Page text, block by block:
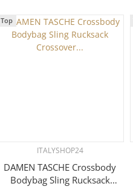
Top
ITALYSHOP24
DAMEN TASCHE Crossbody
Bodybag Sling Rucksack